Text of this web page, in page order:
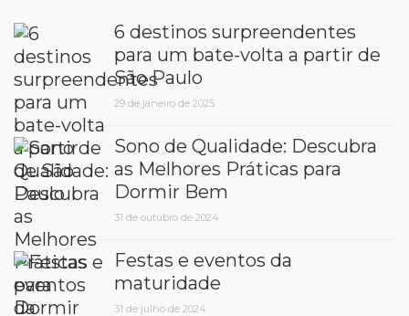
6 destinos surpreendentes
para um bate-volta a partir de
São Paulo
29 de janeiro de 2025
Sono de Qualidade: Descubra
as Melhores Práticas para
Dormir Bem
31 de outubro de 2024
Festas e eventos da
maturidade
31 de julho de 2024